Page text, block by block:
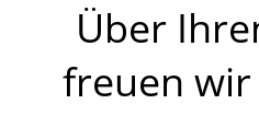
Über
freuen wir